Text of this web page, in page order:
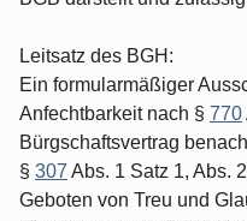
Leitsatz des BGH:
Ein formularmäßiger
Anfechtbarkeit nach § 770
Bürgschaftsvertrag
§ 307 Abs. 1 Satz 1, Abs.
Geboten von Treu und